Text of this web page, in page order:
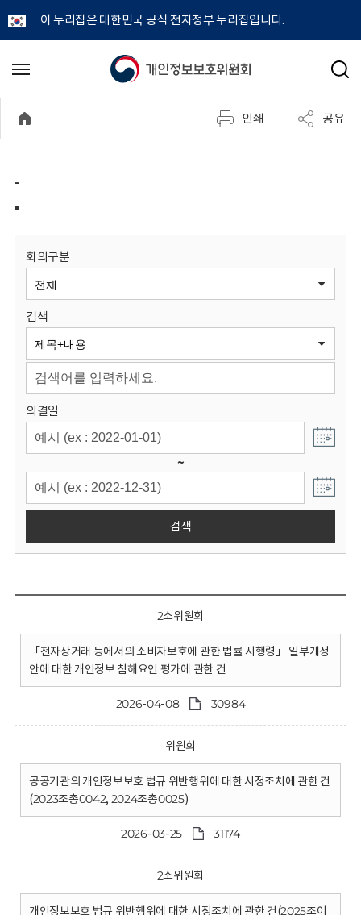
이 누리집은 대한민국 공식 전자정부 누리집입니다.
개
정
보
원
회
메
기
검
인쇄 공유
-
회의구분
검색
의결일
~
검색
2소위원회
「전자상거래 등에서의 소비자보호에 관한 법률 시행령」 일부개정
안에 대한 개인정보 침해요인 평가에 관한 건
2026-04-08 30984
위원회
공공기관의 개인정보보호 법규 위반행위에 대한 시정조치에 관한 건
(2023조총0042, 2024조총0025)
2026-03-25 31174
2소위원회
개인정보보호 법규 위반행위에 대한 시정조치에 관한 건(2025조이